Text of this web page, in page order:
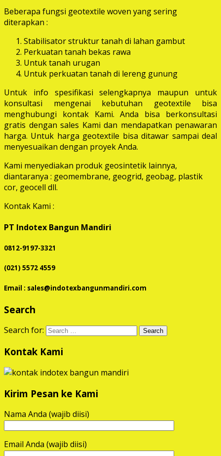
Beberapa fungsi geotextile woven yang sering
diterapkan :
Stabilisator struktur tanah di lahan gambut
Perkuatan tanah bekas rawa
Untuk tanah urugan
Untuk perkuatan tanah di lereng gunung
Untuk info spesifikasi selengkapnya maupun untuk
konsultasi mengenai kebutuhan geotextile bisa
menghubungi kontak Kami. Anda bisa berkonsultasi
gratis dengan sales Kami dan mendapatkan penawaran
harga. Untuk harga geotextile bisa ditawar sampai deal
menyesuaikan dengan proyek Anda.
Kami menyediakan produk geosintetik lainnya,
diantaranya : geomembrane, geogrid, geobag, plastik
cor, geocell dll.
Kontak Kami :
PT Indotex Bangun Mandiri
0812-9197-3321
(021) 5572 4559
Email : sales@indotexbangunmandiri.com
Search
Search for:
Kontak Kami
Kirim Pesan ke Kami
Nama Anda (wajib diisi)
Email Anda (wajib diisi)